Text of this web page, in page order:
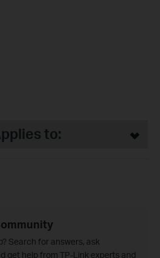
to:
Search for answers, ask
get help from TP-Link experts and